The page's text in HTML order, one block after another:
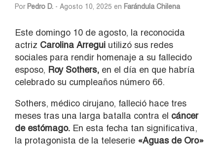
Por Pedro D. - Agosto 10, 2025 en Farándula Chilena
Este domingo 10 de agosto, la reconocida
actriz Carolina Arregui utilizó sus redes
sociales para rendir homenaje a su fallecido
esposo, Roy Sothers, en el día en que habría
celebrado su cumpleaños número 66.
Sothers, médico cirujano, falleció hace tres
meses tras una larga batalla contra el cáncer
de estómago. En esta fecha tan significativa,
la protagonista de la teleserie «Aguas de Oro»